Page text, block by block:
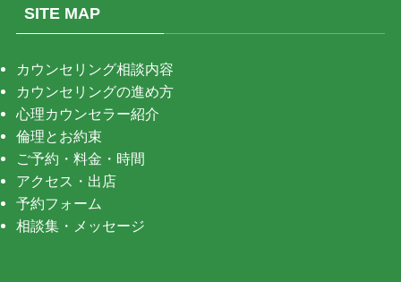
SITE MAP
カウンセリング相談内容
カウンセリングの進め方
心理カウンセラー紹介
倫理とお約束
ご予約・料金・時間
アクセス・出店
予約フォーム
相談集・メッセージ